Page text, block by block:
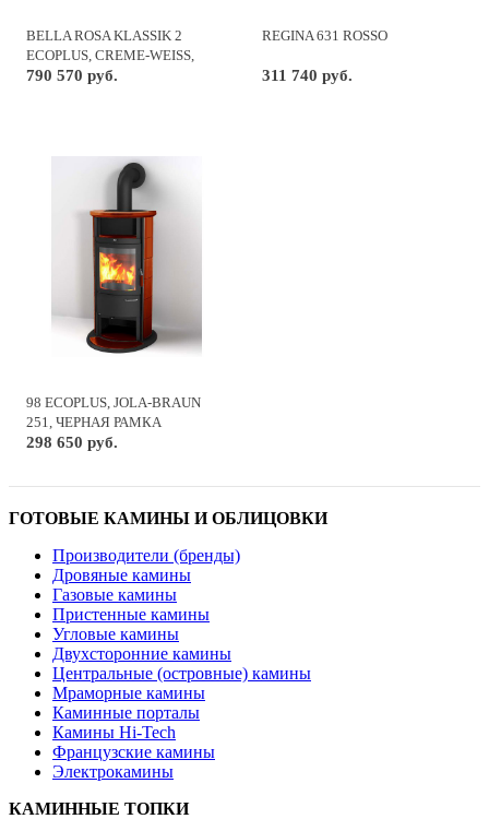
BELLA ROSA KLASSIK 2
ECOPLUS, CREME-WEISS,
ЧЕРНАЯ РАМКА
790 570 руб.
REGINA 631 ROSSO
311 740 руб.
98 ECOPLUS, JOLA-BRAUN
251, ЧЕРНАЯ РАМКА
298 650 руб.
ГОТОВЫЕ КАМИНЫ И ОБЛИЦОВКИ
Производители (бренды)
Дровяные камины
Газовые камины
Пристенные камины
Угловые камины
Двухсторонние камины
Центральные (островные) камины
Мраморные камины
Каминные порталы
Камины Hi-Tech
Французские камины
Электрокамины
КАМИННЫЕ ТОПКИ